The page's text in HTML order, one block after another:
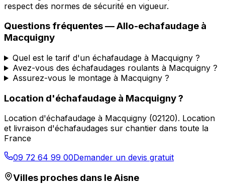
respect des normes de sécurité en vigueur.
Questions fréquentes —Allo-echafaudage à
Macquigny
Quel est le tarif d'un échafaudage à Macquigny ?
Avez-vous des échafaudages roulants à Macquigny ?
Assurez-vous le montage à Macquigny ?
Location d'échafaudage à Macquigny?
Location d'échafaudage à Macquigny (02120). Location
et livraison d'échafaudages sur chantier dans toute la
France
09 72 64 99 00Demander un devis gratuit
Villes proches dans leAisne